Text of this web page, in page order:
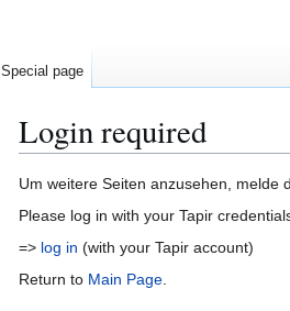
Login required
Jump
to
Jump
to
Um weitere Seiten anzusehen, melde
Please log in with your Tapir
=> log in (with your Tapir account)
Return to Main Page.
Special page